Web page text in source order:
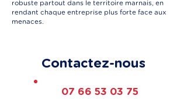
robuste partout dans le territoire marnais, en
rendant chaque entreprise plus forte face aux
menaces.
Contactez-nous
07 66 53 03 75